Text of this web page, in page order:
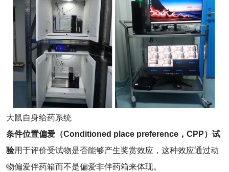
大鼠自身给药系统
条件位置偏爱（Conditioned place preference，CPP）试
验用于评价受试物是否能够产生奖赏效应，这种效应通过动
物偏爱伴药箱而不是偏爱非伴药箱来体现。